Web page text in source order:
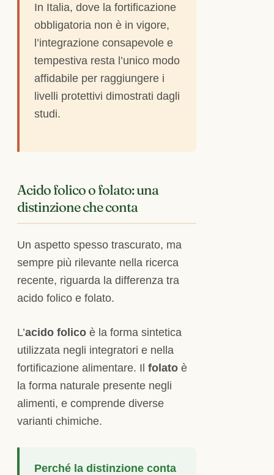
In Italia, dove la fortificazione
obbligatoria non è in vigore,
l’integrazione consapevole e
tempestiva resta l’unico modo
affidabile per raggiungere i
livelli protettivi dimostrati dagli
studi.
Acido folico o folato: una
distinzione che conta
Un aspetto spesso trascurato, ma
sempre più rilevante nella ricerca
recente, riguarda la differenza tra
acido folico e folato.
L’acido folico è la forma sintetica
utilizzata negli integratori e nella
fortificazione alimentare. Il folato è
la forma naturale presente negli
alimenti, e comprende diverse
varianti chimiche.
Perché la distinzione conta